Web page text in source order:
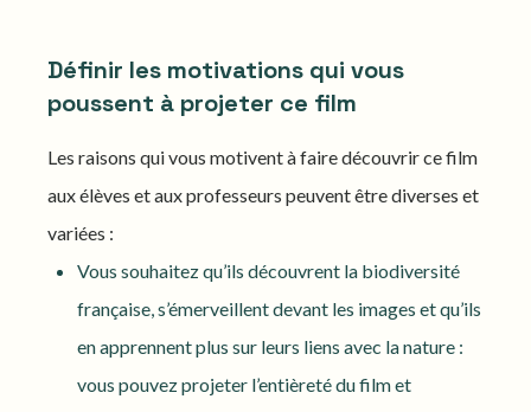
Définir les motivations qui vous
poussent à projeter ce film
Les raisons qui vous motivent à faire découvrir ce film
aux élèves et aux professeurs peuvent être diverses et
variées :
Vous souhaitez qu’ils découvrent la biodiversité
française, s’émerveillent devant les images et qu’ils
en apprennent plus sur leurs liens avec la nature :
vous pouvez projeter l’entièreté du film et